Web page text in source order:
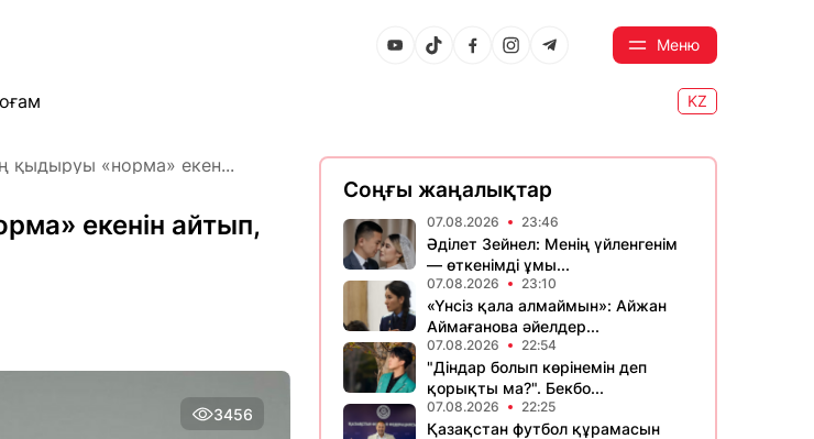
Меню
KZ
қыдыруы «норма» екен...
екенін айтып,
3456
Соңғы жаңалықтар
07.08.2026 23:46
Әділет Зейнел: Менің үйленгенім
— өткенімді ұмы...
07.08.2026 23:10
«Үнсіз қала алмаймын»: Айжан
Аймағанова әйелдер...
07.08.2026 22:54
"Діндар болып көрінемін деп
қорықты ма?". Бекбо...
07.08.2026 22:25
Қазақстан футбол құрамасын